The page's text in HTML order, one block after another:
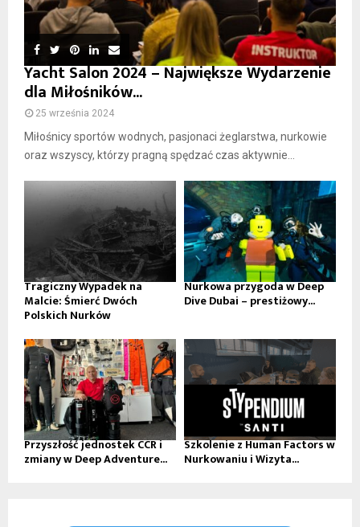
Yacht Salon 2024 – Największe Wydarzenie
dla Miłośników...
25 września 2024
Miłośnicy sportów wodnych, pasjonaci żeglarstwa, nurkowie
oraz wszyscy, którzy pragną spędzać czas aktywnie...
Tragiczny Wypadek na
Malcie: Śmierć Dwóch
Polskich Nurków
Nurkowa przygoda w Deep
Dive Dubai – prestiżowy...
Przyszłość jednostek CCR i
zmiany w Deep Adventure...
Szkolenie z Human Factors w
Nurkowaniu i Wizyta...